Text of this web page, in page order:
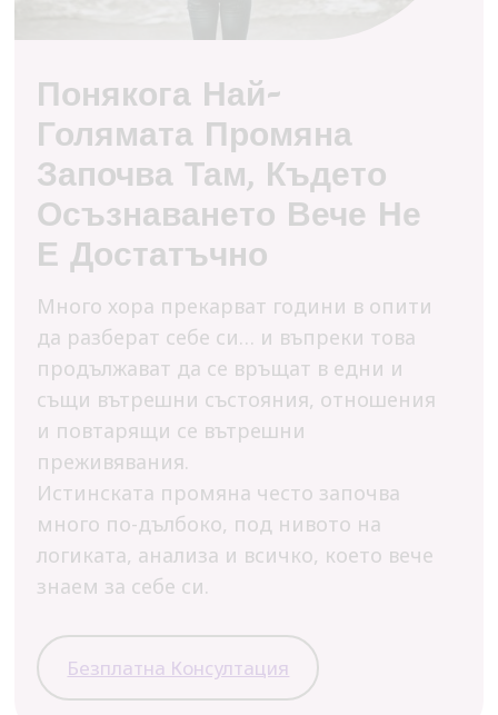
Понякога Най-
Голямата Промяна
Започва Там, Където
Осъзнаването Вече Не
Е Достатъчно
Много хора прекарват години в опити
да разберат себе си… и въпреки това
продължават да се връщат в едни и
същи вътрешни състояния, отношения
и повтарящи се вътрешни
преживявания.
Истинската промяна често започва
много по-дълбоко, под нивото на
логиката, анализа и всичко, което вече
знаем за себе си.
Безплатна Консултация